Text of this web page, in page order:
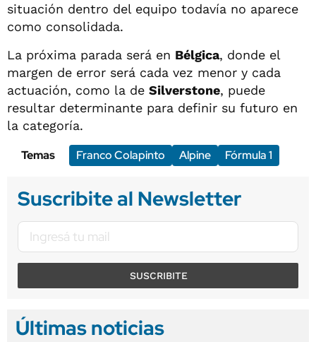
situación dentro del equipo todavía no aparece
como consolidada.
La próxima parada será en Bélgica, donde el
margen de error será cada vez menor y cada
actuación, como la de Silverstone, puede
resultar determinante para definir su futuro en
la categoría.
Temas
Franco Colapinto Alpine Fórmula 1
Suscribite al Newsletter
SUSCRIBITE
Últimas noticias